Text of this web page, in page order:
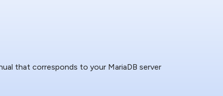
that corresponds to your MariaDB server